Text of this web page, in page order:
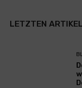
LETZTEN ARTIKEL